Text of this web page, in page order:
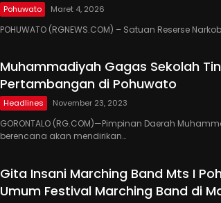
Pohuwato Maret 4, 2026
POHUWATO (RGNEWS.COM) – Satuan Reserse
Muhammadiyah Gagas Sekolah
Pertambangan di Pohuwato
Headlines November 23, 2023
GORONTALO (RG.COM)—Pimpinan Daerah
berencana akan mendirikan…
Gita Insani Marching Band Mts I
Umum Festival Marching Band di